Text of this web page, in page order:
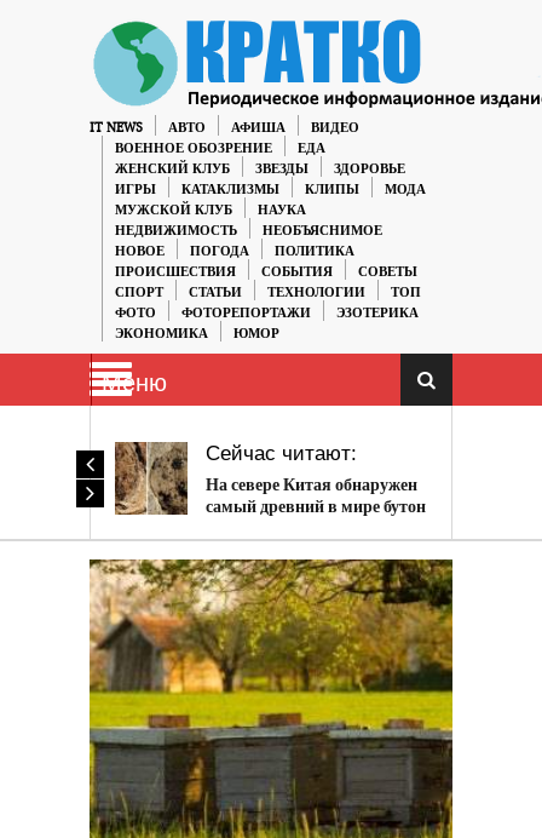
IT NEWS АВТО АФИША
ВИДЕО
ВОЕННОЕ ОБОЗРЕНИЕ
ЕДА
ЖЕНСКИЙ КЛУБ
ЗВЕЗДЫ
ЗДОРОВЬЕ
ИГРЫ
КАТАКЛИЗМЫ КЛИПЫ
МОДА
МУЖСКОЙ КЛУБ
НАУКА
НЕДВИЖИМОСТЬ
НЕОБЪЯСНИМОЕ
НОВОЕ
ПОГОДА
ПОЛИТИКА
ПРОИСШЕСТВИЯ
СОБЫТИЯ
СОВЕТЫ
СПОРТ
СТАТЬИ ТЕХНОЛОГИИ
ТОП
ФОТО
ФОТОРЕПОРТАЖИ
ЭЗОТЕРИКА
ЭКОНОМИКА
ЮМОР
Меню
Сейчас читают:
На севере Китая обнаружен
самый древний в мире бутон